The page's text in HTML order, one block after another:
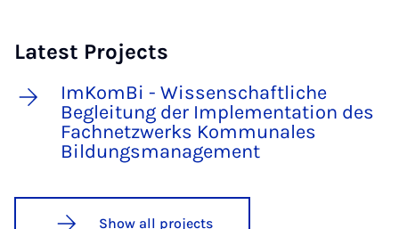
Latest Projects
ImKomBi - Wissenschaftliche
Begleitung der Implementation des
Fachnetzwerks Kommunales
Bildungsmanagement
Show all projects